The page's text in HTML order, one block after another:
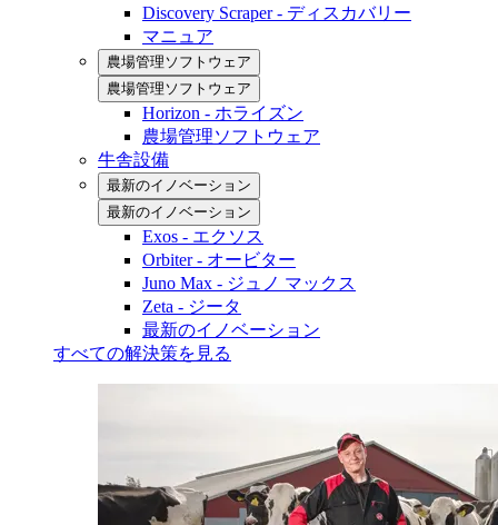
Discovery Scraper - ディスカバリー
マニュア
農場管理ソフトウェア
農場管理ソフトウェア
Horizon - ホライズン
農場管理ソフトウェア
牛舎設備
最新のイノベーション
最新のイノベーション
Exos - エクソス
Orbiter - オービター
Juno Max - ジュノ マックス
Zeta - ジータ
最新のイノベーション
すべての解決策を見る